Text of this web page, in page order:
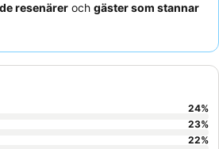
resenärer och gäster som stannar
Många gäster uppskattar den
särskilt när det gäller
från omgivningen. Hotellet
som söker en praktisk bas
behov av omfattande faciliteter på
smidig vistelse rekommenderas
24%
23%
22%